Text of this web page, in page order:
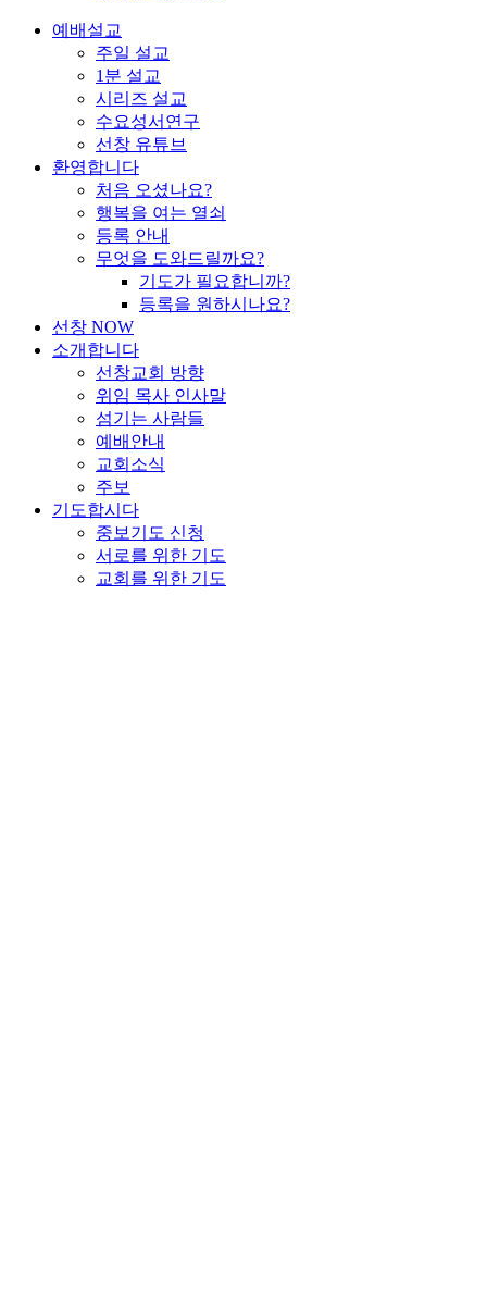
예배설교
주일 설교
1분 설교
시리즈 설교
수요성서연구
선창 유튜브
환영합니다
처음 오셨나요?
행복을 여는 열쇠
등록 안내
무엇을 도와드릴까요?
기도가 필요합니까?
등록을 원하시나요?
선창 NOW
소개합니다
선창교회 방향
위임 목사 인사말
섬기는 사람들
예배안내
교회소식
주보
기도합시다
중보기도 신청
서로를 위한 기도
교회를 위한 기도